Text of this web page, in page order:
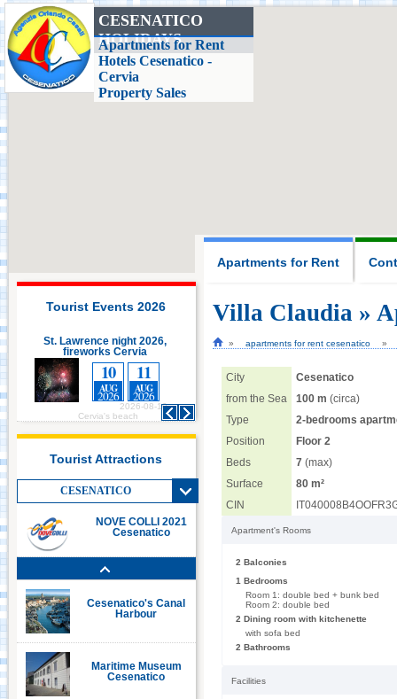
CESENATICO
HOLIDAYS
Apartments for Rent
Hotels Cesenatico -
Cervia
Property Sales
Apartments for Rent
Tourist Events 2026
night 2026,
Cervia
10
AUG
2026
11
AUG
2026
St. Lawrence night 2026,
fireworks Cervia
11
2026
Cervia's beach
Tourist Attractions
CESENATICO
NOVE COLLI 2021
Cesenatico
Casa delle Farfalle,
Milano Marittima
Adriatic Golf Club
Parco Oltremare -
Fiabilandia Rimini
Italia in Miniatura -
Rimini
Le Navi Acquarium -
Cattolica
Cesenatico's Canal
Harbour
Maritime Museum
Cesenatico
Villa Claudia »
apartments for rent cesenatico
City
Cesenatico
from the Sea
100 m (circa)
Type
2-bedrooms
Position
Floor 2
Beds
7 (max)
Surface
80 m²
CIN
Apartment's Rooms
2 Balconies
1 Bedrooms
Room 1: double bed + bunk bed
Room 2: double bed
2 Dining room with kitchenette
with sofa bed
2 Bathrooms
Facilities